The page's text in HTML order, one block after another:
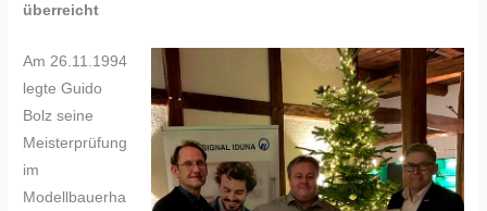
überreicht
Am 26.11.1994
legte Guido
Bolz seine
Meisterprüfung
im
Modellbauerha